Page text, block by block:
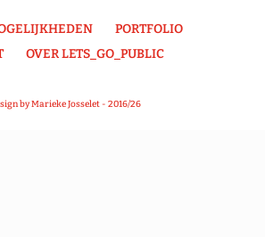
PORTFOLIO
OVER LETS_GO_PUBLIC
by Marieke Josselet - 2016/26